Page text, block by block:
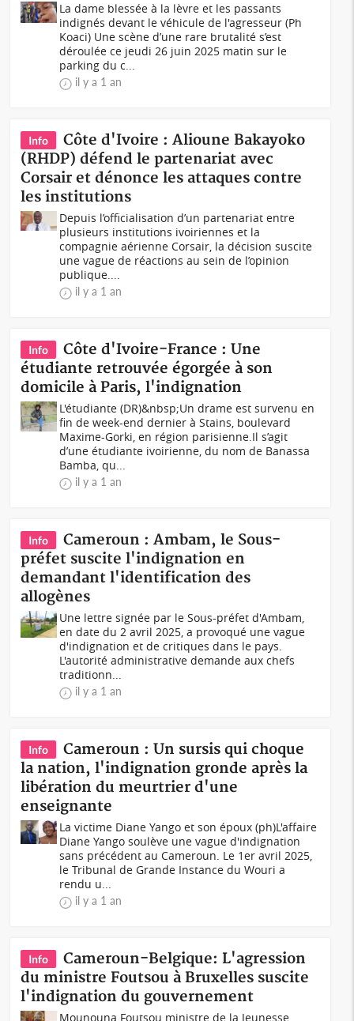
La dame blessée à la lèvre et les passants
indignés devant le véhicule de l'agresseur (Ph
Koaci) Une scène d’une rare brutalité s’est
déroulée ce jeudi 26 juin 2025 matin sur le
parking du c...
il y a 1 an
Info
Côte d'Ivoire : Alioune Bakayoko
(RHDP) défend le partenariat avec
Corsair et dénonce les attaques contre
les institutions
Depuis l’officialisation d’un partenariat entre
plusieurs institutions ivoiriennes et la
compagnie aérienne Corsair, la décision suscite
une vague de réactions au sein de l’opinion
publique....
il y a 1 an
Info
Côte d'Ivoire-France : Une
étudiante retrouvée égorgée à son
domicile à Paris, l'indignation
L'étudiante (DR)&nbsp;Un drame est survenu en
fin de week-end dernier à Stains, boulevard
Maxime-Gorki, en région parisienne.Il s’agit
d’une étudiante ivoirienne, du nom de Banassa
Bamba, qu...
il y a 1 an
Info
Cameroun : Ambam, le Sous-
préfet suscite l'indignation en
demandant l'identification des
allogènes
Une lettre signée par le Sous-préfet d'Ambam,
en date du 2 avril 2025, a provoqué une vague
d'indignation et de critiques dans le pays.
L'autorité administrative demande aux chefs
traditionn...
il y a 1 an
Info
Cameroun : Un sursis qui choque
la nation, l'indignation gronde après la
libération du meurtrier d'une
enseignante
La victime Diane Yango et son époux (ph)L'affaire
Diane Yango soulève une vague d'indignation
sans précédent au Cameroun. Le 1er avril 2025,
le Tribunal de Grande Instance du Wouri a
rendu u...
il y a 1 an
Info
Cameroun-Belgique: L'agression
du ministre Foutsou à Bruxelles suscite
l'indignation du gouvernement
Mounouna Foutsou ministre de la Jeunesse